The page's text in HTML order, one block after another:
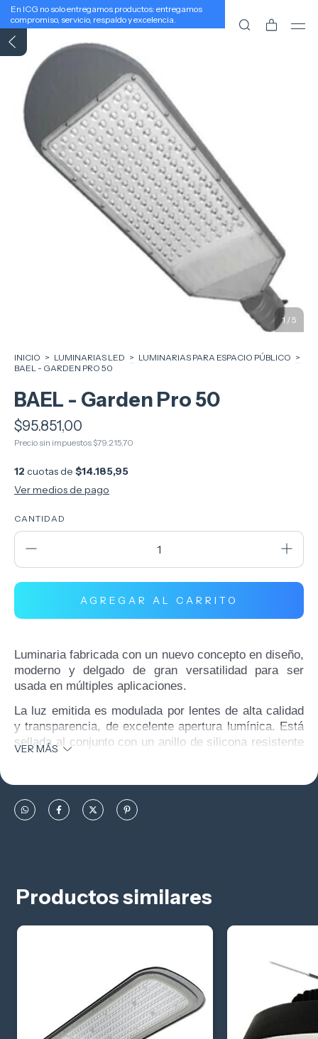
En ICG no solo entregamos productos: entregamos
compromiso, servicio, respaldo y excelencia.
1 / 5
INICIO > LUMINARIAS LED > LUMINARIAS PARA ESPACIO PÚBLICO >
BAEL - GARDEN PRO 50
BAEL - Garden Pro 50
$95.851,00
Precio sin impuestos $79.215,70
12 cuotas de $14.185,95
Ver medios de pago
CANTIDAD
Luminaria fabricada con un nuevo concepto en diseño,
moderno y delgado de gran versatilidad para ser
usada en múltiples aplicaciones.
La luz emitida es modulada por lentes de alta calidad
y transparencia, de excelente apertura lumínica. Está
sellada al conjunto con un anillo de silicona resistente
inoxidable.
Equipado con un driver hermético 85-265V, LEDs de
VER MÁS
Productos similares